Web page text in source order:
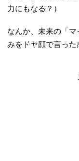
力にもなる？）
なんか、未来の「
みをドヤ顔で言った